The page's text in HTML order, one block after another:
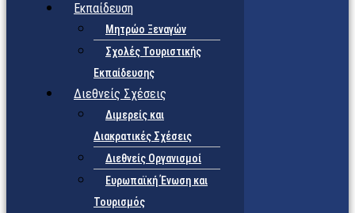
Εκπαίδευση
Μητρώο Ξεναγών
Σχολές Τουριστικής
Εκπαίδευσης
Διεθνείς Σχέσεις
Διμερείς και
Διακρατικές Σχέσεις
Διεθνείς Οργανισμοί
Ευρωπαϊκή Ένωση και
Τουρισμός